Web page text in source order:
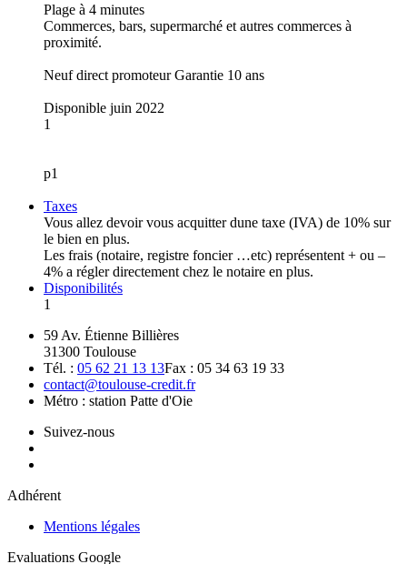
Plage à 4 minutes
Commerces, bars, supermarché et autres commerces à
proximité.
Neuf direct promoteur Garantie 10 ans
Disponible juin 2022
1
p1
Taxes
Vous allez devoir vous acquitter dune taxe (IVA) de 10% sur
le bien en plus.
Les frais (notaire, registre foncier …etc) représentent + ou –
4% a régler directement chez le notaire en plus.
Disponibilités
1
59 Av. Étienne Billières
31300 Toulouse
Tél. : 05 62 21 13 13Fax : 05 34 63 19 33
contact@toulouse-credit.fr
Métro : station Patte d'Oie
Suivez-nous
Adhérent
Mentions légales
Evaluations Google